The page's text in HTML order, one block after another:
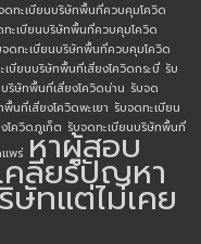
ดทะเบียนบริษัทพื้นที่ควบคุมโควิด
ทะเบียนบริษัทพื้นที่ควบคุมโควิด
จดทะเบียนบริษัทพื้นที่ควบคุมโควิด
เบียนบริษัทพื้นที่เสี่ยงโควิดกระบี่ รับ
ริษัทพื้นที่เสี่ยงโควิดน่าน รับจด
นที่เสี่ยงโควิดพะเยา รับจดทะเบียน
โควิดภูเก็ต รับจดทะเบียนบริษัทพื้นที่
พร่ หาผู้สอบ
คลียร์ปัญหา
ษัทแต่ไม่เคย